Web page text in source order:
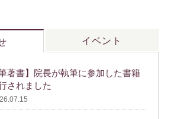
イベント
筆著書】院長が執筆に参加した書籍
されました